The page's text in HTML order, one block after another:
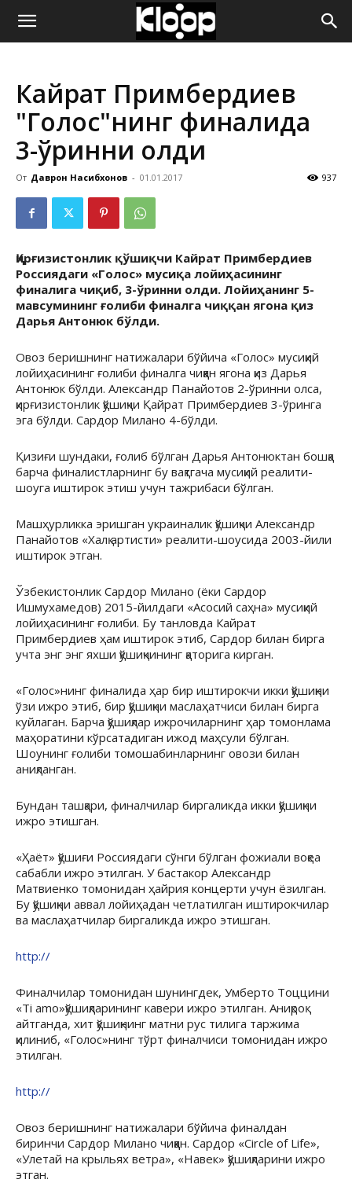
ҚИРҒИЗИСТОН
ЯНГИЛИКЛАРИ
Кайрат Примбердиев
"Голос"нинг финалида
3-ўринни олди
От Даврон Насибхонов - 01.01.2017 937
Қирғизистонлик қўшиқчи Кайрат Примбердиев
Россиядаги «Голос» мусиқа лойиҳасининг
финалига чиқиб, 3-ўринни олди. Лойиҳанинг 5-
мавсумининг ғолиби финалга чиққан ягона қиз
Дарья Антонюк бўлди.
Овоз беришнинг натижалари бўйича «Голос» мусиқий
лойиҳасининг ғолиби финалга чиққан ягона қиз Дарья
Антонюк бўлди. Александр Панайотов 2-ўринни олса,
қирғизистонлик қўшиқчи Қайрат Примбердиев 3-ўринга
эга бўлди. Сардор Милано 4-бўлди.
Қизиғи шундаки, ғолиб бўлган Дарья Антонюктан бошқа
барча финалистларнинг бу вақтгача мусиқий реалити-
шоуга иштирок этиш учун тажрибаси бўлган.
Машҳурликка эришган украиналик қўшиқчи Александр
Панайотов «Халқ артисти» реалити-шоусида 2003-йили
иштирок этган.
Ўзбекистонлик Сардор Милано (ёки Сардор
Ишмухамедов) 2015-йилдаги «Асосий саҳна» мусиқий
лойиҳасининг ғолиби. Бу танловда Кайрат
Примбердиев ҳам иштирок этиб, Сардор билан бирга
учта энг энг яхши қўшиқчининг қаторига кирган.
«Голос»нинг финалида ҳар бир иштирокчи икки қўшиқни
ўзи ижро этиб, бир қўшиқни маслаҳатчиси билан бирга
куйлаган. Барча қўшиқлар ижрочиларнинг ҳар томонлама
маҳоратини кўрсатадиган ижод маҳсули бўлган.
Шоунинг ғолиби томошабинларнинг овози билан
аниқланган.
Бундан ташқари, финалчилар биргаликда икки қўшиқни
ижро этишган.
«Ҳаёт» қўшиғи Россиядаги сўнги бўлган фожиали воқеа
сабабли ижро этилган. У бастакор Александр
Матвиенко томонидан ҳайрия концерти учун ёзилган.
Бу қўшиқни аввал лойиҳадан четлатилган иштирокчилар
ва маслаҳатчилар биргаликда ижро этишган.
http://
Финалчилар томонидан шунингдек, Умберто Тоццини
«Ti amo»қўшиқларининг кавери ижро этилган. Аниқроқ
айтганда, хит қўшиқнинг матни рус тилига таржима
қилиниб, «Голос»нинг тўрт финалчиси томонидан ижро
этилган.
http://
Овоз беришнинг натижалари бўйича финалдан
биринчи Сардор Милано чиққан. Сардор «Circle of Life»,
«Улетай на крыльях ветра», «Навек» қўшиқларини ижро
этган.